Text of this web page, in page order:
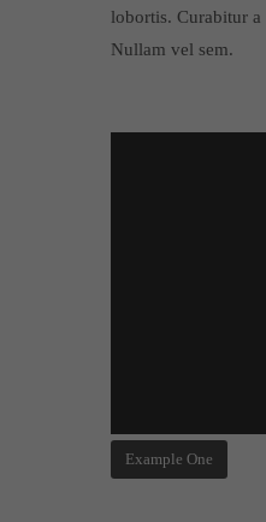
lobortis. Curabitur
Nullam vel sem.
Example One